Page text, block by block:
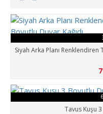
Siyah Arka Planı
Tavus Kuşu